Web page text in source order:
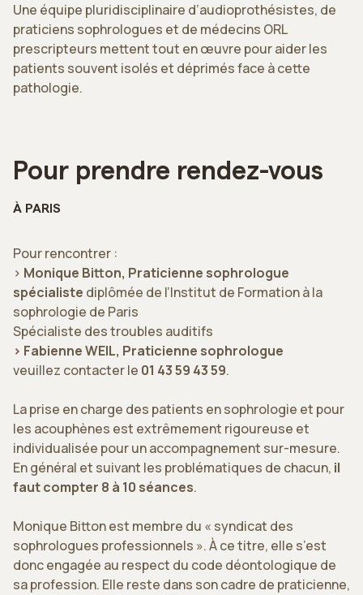
Une équipe pluridisciplinaire d’audioprothésistes, de
praticiens sophrologues et de médecins ORL
prescripteurs mettent tout en œuvre pour aider les
patients souvent isolés et déprimés face à cette
pathologie.
Pour prendre rendez-vous
À PARIS
Pour rencontrer :
> Monique Bitton, Praticienne sophrologue
spécialiste diplômée de l’Institut de Formation à la
sophrologie de Paris
Spécialiste des troubles auditifs
> Fabienne WEIL, Praticienne sophrologue
veuillez contacter le 01 43 59 43 59.
La prise en charge des patients en sophrologie et pour
les acouphènes est extrêmement rigoureuse et
individualisée pour un accompagnement sur-mesure.
En général et suivant les problématiques de chacun, il
faut compter 8 à 10 séances.
Monique Bitton est membre du « syndicat des
sophrologues professionnels ». À ce titre, elle s’est
donc engagée au respect du code déontologique de
sa profession. Elle reste dans son cadre de praticienne,